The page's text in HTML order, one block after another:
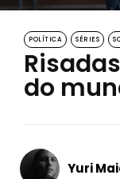
POLÍTICA SÉRIES
do
Yuri